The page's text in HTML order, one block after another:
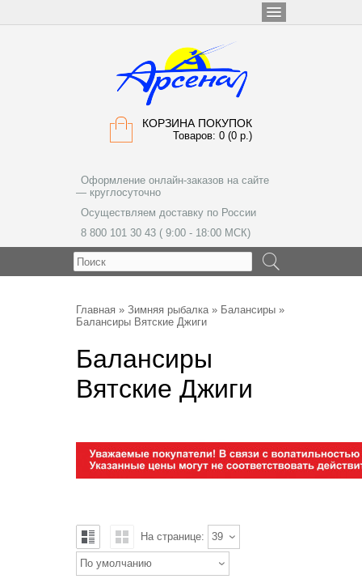
КОРЗИНА ПОКУПОК
Товаров: 0 (0 р.)
Оформление онлайн-заказов на сайте
— круглосуточно
Осуществляем доставку по России
8 800 101 30 43 ( 9:00 - 18:00 МСК)
Главная » Зимняя рыбалка» Балансиры »
Балансиры Вятские Джиги
Балансиры
Вятские Джиги
На странице: 39
По умолчанию